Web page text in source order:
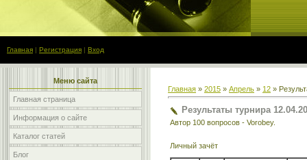
Главная | Регистрация | Вход
Меню сайта
Главная страница
Информация о сайте
Каталог статей
Блог
Главная » 2015 » Апрель » 12 »
Результаты турнира
Автор 100 вопросов - Vorobey.
Личный зачёт